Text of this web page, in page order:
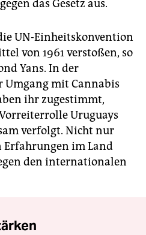
das Gesetz aus.
UN-Einheitskonvention
von 1961 verstoßen, so
Yans. In der
Umgang mit Cannabis
ihr zugestimmt,
Uruguays
verfolgt. Nicht nur
Erfahrungen im Land
den internationalen